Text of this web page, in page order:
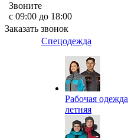
Звоните
с 09:00 до 18:00
Заказать звонок
Спецодежда
Рабочая одежда
летняя